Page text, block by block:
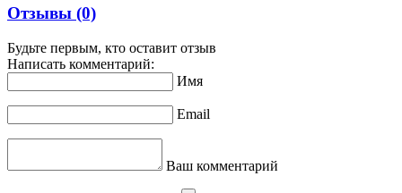
Отзывы (0)
Будьте первым, кто оставит отзыв
Написать комментарий:
Имя
Email
Ваш комментарий